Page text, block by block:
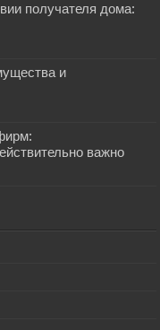
получателя дома:
и
важно